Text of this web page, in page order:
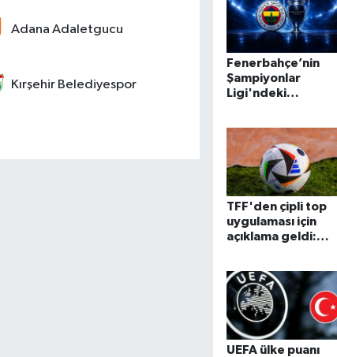
Adana Adaletgucu
Kırşehir Belediyespor
Fenerbahçe’nin
Şampiyonlar
Ligi'ndeki
TFF'den çipli top
uygulaması için
açıklama geldi:
UEFA ülke puanı